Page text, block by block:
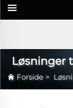
Løsninger
Forside >